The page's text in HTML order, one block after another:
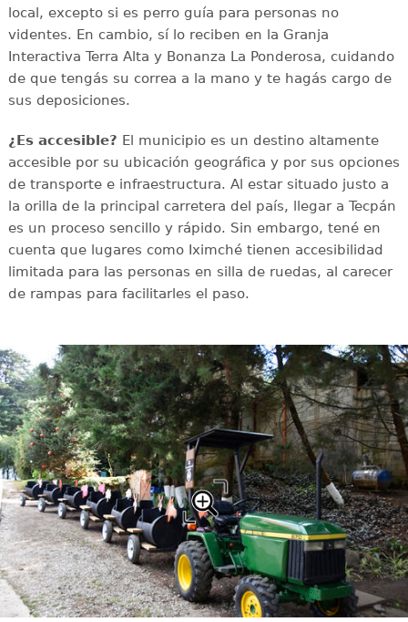
local, excepto si es perro guía para personas no
videntes. En cambio, sí lo reciben en la Granja
Interactiva Terra Alta y Bonanza La Ponderosa, cuidando
de que tengás su correa a la mano y te hagás cargo de
sus deposiciones.
¿Es accesible? El municipio es un destino altamente
accesible por su ubicación geográfica y por sus opciones
de transporte e infraestructura. Al estar situado justo a
la orilla de la principal carretera del país, llegar a Tecpán
es un proceso sencillo y rápido. Sin embargo, tené en
cuenta que lugares como Iximché tienen accesibilidad
limitada para las personas en silla de ruedas, al carecer
de rampas para facilitarles el paso.